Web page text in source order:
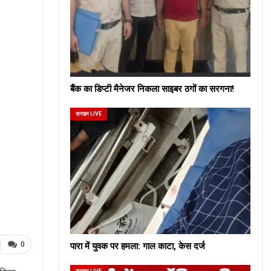
0
बैंक का डिप्टी मैनेजर निकला साइबर ठगों का सरगना!
क्राइम LIVE
पारा में युवक पर हमला: गाल काटा, केस दर्ज